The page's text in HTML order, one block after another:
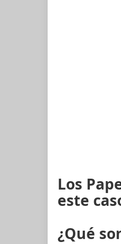
Los
este
¿Qué